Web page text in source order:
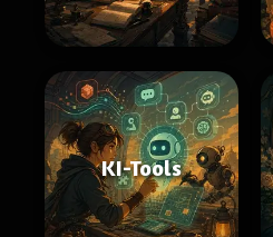
KI-Tools